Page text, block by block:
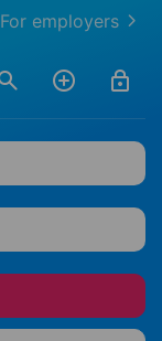
For employers